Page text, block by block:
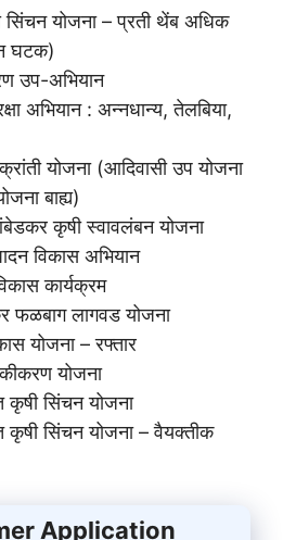
सिंचन योजना – प्रती थेंब अधिक
घटक)
उप-अभियान
अभियान : अन्नधान्य, तेलबिया,
योजना (आदिवासी उप योजना
बाह्य)
कृषी स्वावलंबन योजना
विकास अभियान
कार्यक्रम
फळबाग लागवड योजना
योजना – रफ्तार
योजना
कृषी सिंचन योजना
कृषी सिंचन योजना – वैयक्तीक
Application